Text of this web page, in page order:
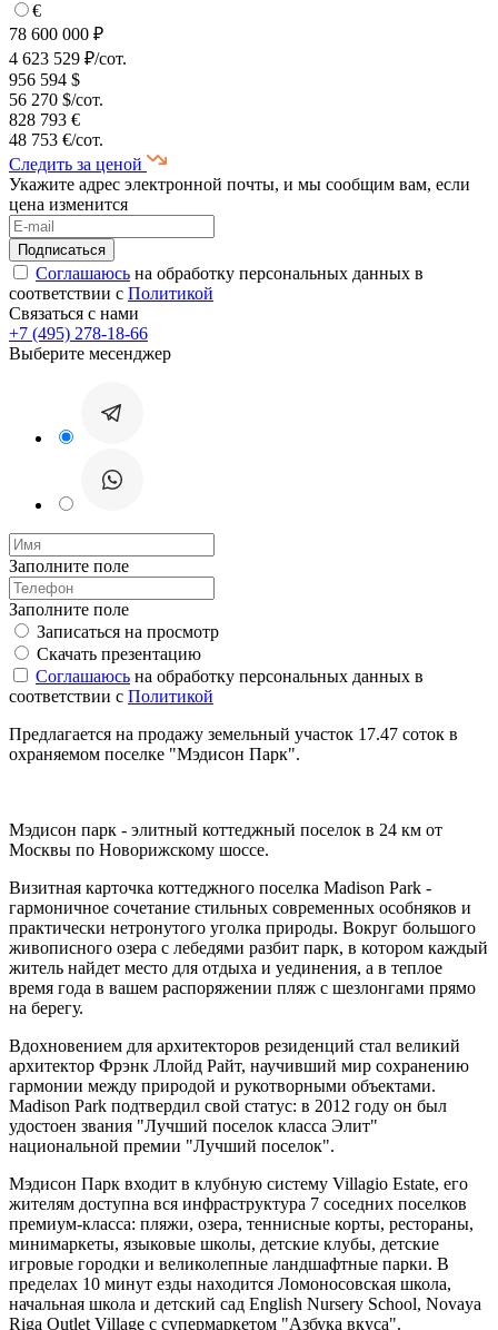
€
78 600 000 ₽
4 623 529 ₽/сот.
956 594 $
56 270 $/сот.
828 793 €
48 753 €/сот.
Следить за ценой
Укажите адрес электронной почты, и мы сообщим вам, если
цена изменится
Соглашаюсь на обработку персональных данных в
соответствии с Политикой
Связаться с нами
+7 (495) 278-18-66
Выберите месенджер
Заполните поле
Заполните поле
Записаться на просмотр
Скачать презентацию
Соглашаюсь на обработку персональных данных в
соответствии с Политикой
Предлагается на продажу земельный участок 17.47 соток в
охраняемом поселке "Мэдисон Парк".
Мэдисон парк - элитный коттеджный поселок в 24 км от
Москвы по Новорижскому шоссе.
Визитная карточка коттеджного поселка Madison Park -
гармоничное сочетание стильных современных особняков и
практически нетронутого уголка природы. Вокруг большого
живописного озера с лебедями разбит парк, в котором каждый
житель найдет место для отдыха и уединения, а в теплое
время года в вашем распоряжении пляж с шезлонгами прямо
на берегу.
Вдохновением для архитекторов резиденций стал великий
архитектор Фрэнк Ллойд Райт, научивший мир сохранению
гармонии между природой и рукотворными объектами.
Madison Park подтвердил свой статус: в 2012 году он был
удостоен звания "Лучший поселок класса Элит"
национальной премии "Лучший поселок".
Мэдисон Парк входит в клубную систему Villagio Estate, его
жителям доступна вся инфраструктура 7 соседних поселков
премиум-класса: пляжи, озера, теннисные корты, рестораны,
минимаркеты, языковые школы, детские клубы, детские
игровые городки и великолепные ландшафтные парки. В
пределах 10 минут езды находится Ломоносовская школа,
начальная школа и детский сад English Nursery School, Novaya
Riga Outlet Village с супермаркетом "Азбука вкуса".